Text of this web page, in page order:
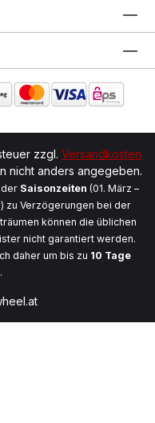
zzgl. Versandkosten
nicht anders angegeben.
der Saisonzeiten (01. März –
zu Verzögerungen bei der
können die üblichen
nicht garantiert werden.
daher um bis zu 10 Tage